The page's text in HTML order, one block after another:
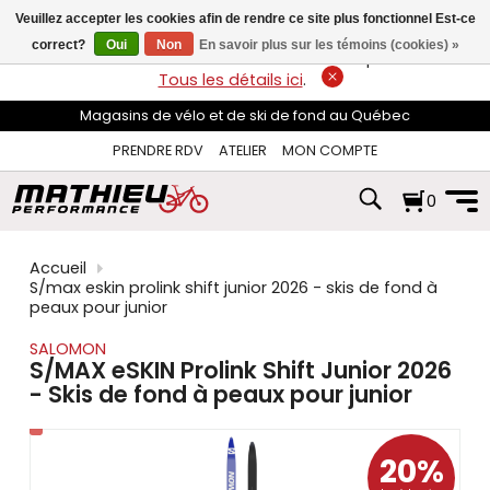
flèches
haut
et
pour
sélectionner
disponible.
Appuyez
pour
accéder
au
résultat
de
recherche
sélectionné.
Les
LIVRAISON GRATUITEsur les commandes de plus de 74$*.
Tous les détails ici.
Magasins de vélo et de ski de fond au Québec
PRENDRE RDV
ATELIER MON COMPTE
0
Accueil
S/max eskin prolink shift junior 2026 - skis de fond à
peaux pour junior
SALOMON
S/MAX eSKIN Prolink Shift Junior 2026
- Skis de fond à peaux pour junior
20%
Veuillez accepter les cookies afin de rendre ce site plus fonctionnel Est-ce
correct?
Oui Non En savoir plus sur les témoins (cookies) »